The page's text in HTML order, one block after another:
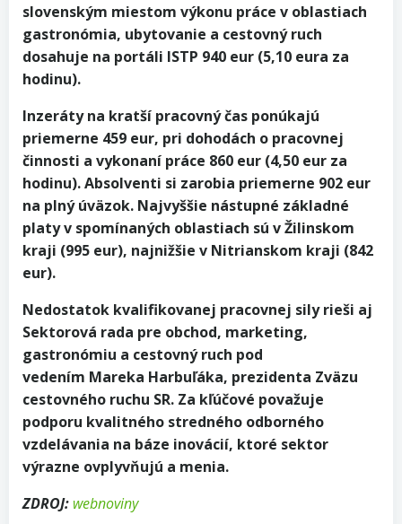
slovenským miestom výkonu práce v oblastiach
gastronómia, ubytovanie a cestovný ruch
dosahuje na portáli ISTP 940 eur (5,10 eura za
hodinu).
Inzeráty na kratší pracovný čas ponúkajú
priemerne 459 eur, pri dohodách o pracovnej
činnosti a vykonaní práce 860 eur (4,50 eur za
hodinu). Absolventi si zarobia priemerne 902 eur
na plný úväzok. Najvyššie nástupné základné
platy v spomínaných oblastiach sú v Žilinskom
kraji (995 eur), najnižšie v Nitrianskom kraji (842
eur).
Nedostatok kvalifikovanej pracovnej sily rieši aj
Sektorová rada pre obchod, marketing,
gastronómiu a cestovný ruch pod
vedením Mareka Harbuľáka, prezidenta Zväzu
cestovného ruchu SR. Za kľúčové považuje
podporu kvalitného stredného odborného
vzdelávania na báze inovácií, ktoré sektor
výrazne ovplyvňujú a menia.
ZDROJ: webnoviny